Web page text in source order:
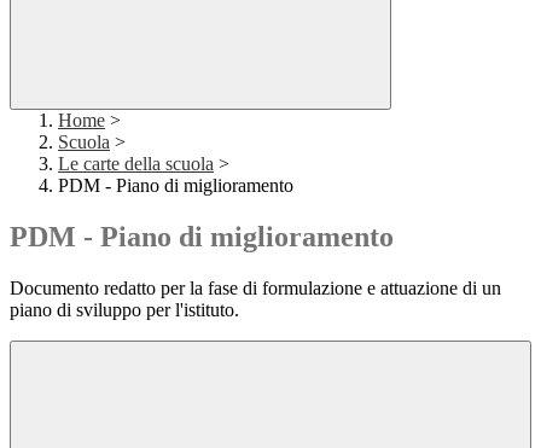
Home >
Scuola >
Le carte della scuola >
PDM - Piano di miglioramento
PDM - Piano di miglioramento
Documento redatto per la fase di formulazione e attuazione di un
piano di sviluppo per l'istituto.